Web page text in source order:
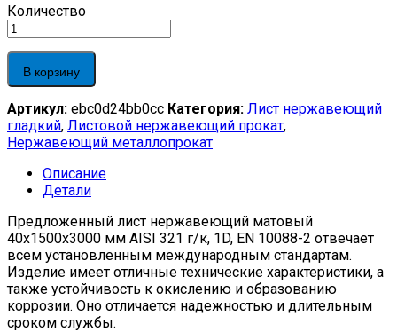
Лист
нержавеющий
матовый
40х1500х3000
мм
321
г/
к,
10088-
2
quantity
Количество
В корзину
Артикул: ebc0d24bb0cc Категория: Лист нержавеющий
гладкий, Листовой нержавеющий прокат,
Нержавеющий металлопрокат
Описание
Детали
Предложенный лист нержавеющий матовый
40х1500х3000 мм AISI 321 г/к, 1D, EN 10088-2 отвечает
всем установленным международным стандартам.
Изделие имеет отличные технические характеристики, а
также устойчивость к окислению и образованию
коррозии. Оно отличается надежностью и длительным
сроком службы.